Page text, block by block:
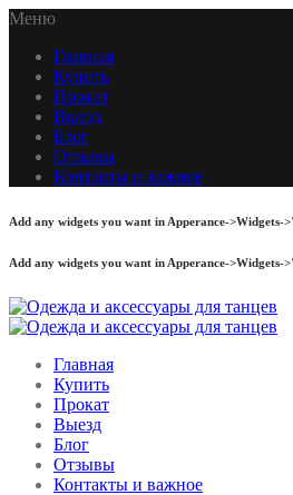
Меню
Главная
Купить
Прокат
Выезд
Блог
Отзывы
Контакты и важное
Add any widgets you want in Apperance->Widgets-
Add any widgets you want in Apperance->Widgets-
Главная
Купить
Прокат
Выезд
Блог
Отзывы
Контакты и важное